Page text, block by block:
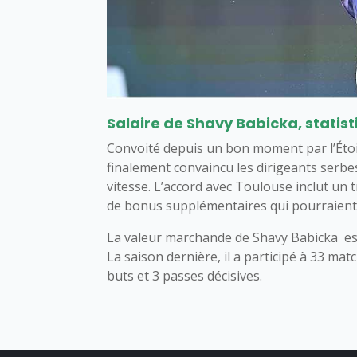
Salaire de Shavy Babicka,
Convoité depuis un bon moment par
finalement convaincu les dirigeants
vitesse. L’accord avec Toulouse inclut
de bonus supplémentaires qui
La valeur marchande de Shavy Babicka
La saison dernière, il a participé à 33
buts et 3 passes décisives.